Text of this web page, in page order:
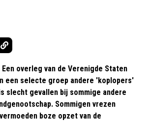
Een overleg van de Verenigde Staten
een selecte groep andere 'koplopers'
slecht gevallen bij sommige andere
Sommigen vrezen
boze opzet van de